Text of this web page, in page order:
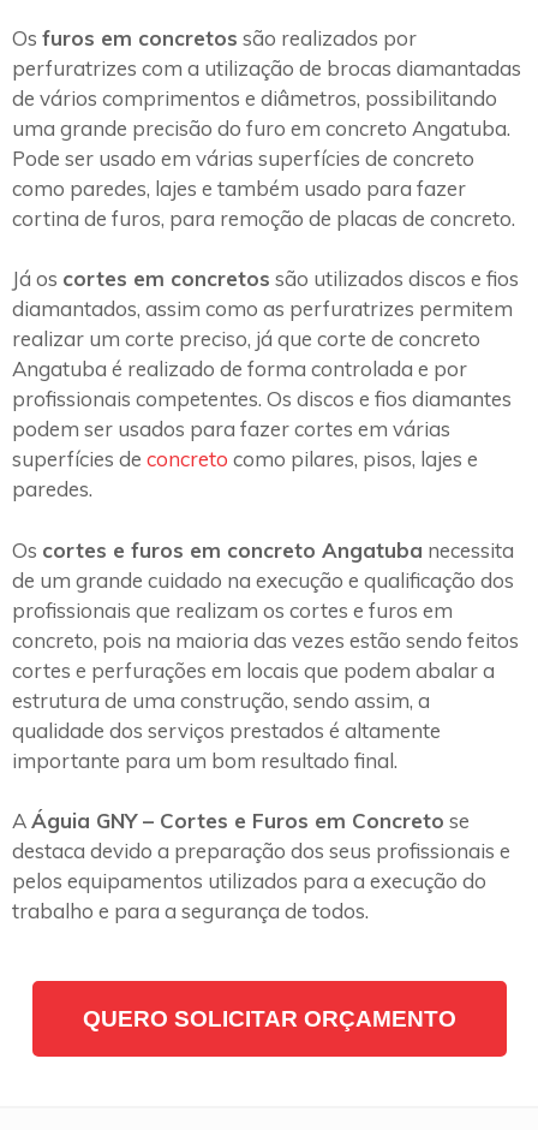
Os furos em concretos são realizados por
perfuratrizes com a utilização de brocas diamantadas
de vários comprimentos e diâmetros, possibilitando
uma grande precisão do furo em concreto Angatuba.
Pode ser usado em várias superfícies de concreto
como paredes, lajes e também usado para fazer
cortina de furos, para remoção de placas de concreto.
Já os cortes em concretos são utilizados discos e fios
diamantados, assim como as perfuratrizes permitem
realizar um corte preciso, já que corte de concreto
Angatuba é realizado de forma controlada e por
profissionais competentes. Os discos e fios diamantes
podem ser usados para fazer cortes em várias
superfícies de concreto como pilares, pisos, lajes e
paredes.
Os cortes e furos em concreto Angatuba necessita
de um grande cuidado na execução e qualificação dos
profissionais que realizam os cortes e furos em
concreto, pois na maioria das vezes estão sendo feitos
cortes e perfurações em locais que podem abalar a
estrutura de uma construção, sendo assim, a
qualidade dos serviços prestados é altamente
importante para um bom resultado final.
AÁguia GNY – Cortes e Furos em Concreto se
destaca devido a preparação dos seus profissionais e
pelos equipamentos utilizados para a execução do
trabalho e para a segurança de todos.
QUERO SOLICITAR ORÇAMENTO